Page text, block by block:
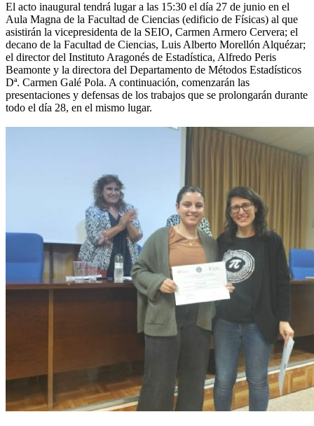
El acto inaugural tendrá lugar a las 15:30 el día 27 de junio en el
Aula Magna de la Facultad de Ciencias (edificio de Físicas) al que
asistirán la vicepresidenta de la SEIO, Carmen Armero Cervera; el
decano de la Facultad de Ciencias, Luis Alberto Morellón Alquézar;
el director del Instituto Aragonés de Estadística, Alfredo Peris
Beamonte y la directora del Departamento de Métodos Estadísticos
Dª. Carmen Galé Pola. A continuación, comenzarán las
presentaciones y defensas de los trabajos que se prolongarán durante
todo el día 28, en el mismo lugar.